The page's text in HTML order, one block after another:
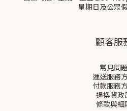
星期日及公眾
顧客服
常見問題
運送服務
付款服務
退換貨政
條款與細